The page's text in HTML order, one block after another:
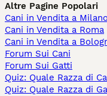
Altre Pagine Popolari
Cani in Vendita a Milano
Cani in Vendita a Roma
Cani in Vendita a
Forum Sui Cani
Forum Sui Gatti
Quiz: Quale Razza di
Quiz: Quale Razza di